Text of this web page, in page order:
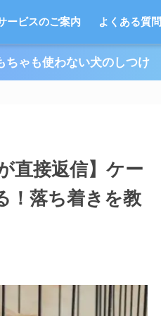
ービスのご案内 よくある質問
ちゃも使わない犬のしつけ
直接返信】ケー
！落ち着きを教